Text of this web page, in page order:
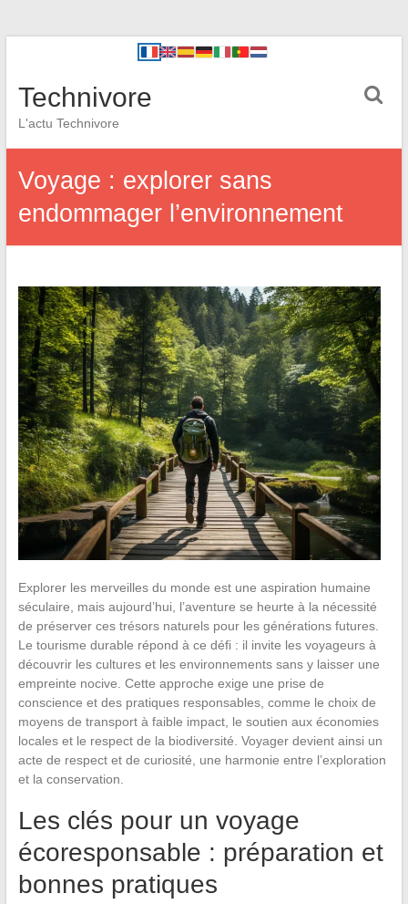
Technivore
L'actu Technivore
Voyage : explorer sans
endommager l’environnement
Explorer les merveilles du monde est une aspiration humaine
séculaire, mais aujourd’hui, l’aventure se heurte à la nécessité
de préserver ces trésors naturels pour les générations futures.
Le tourisme durable répond à ce défi : il invite les voyageurs à
découvrir les cultures et les environnements sans y laisser une
empreinte nocive. Cette approche exige une prise de
conscience et des pratiques responsables, comme le choix de
moyens de transport à faible impact, le soutien aux économies
locales et le respect de la biodiversité. Voyager devient ainsi un
acte de respect et de curiosité, une harmonie entre l’exploration
et la conservation.
Les clés pour un voyage
écoresponsable : préparation et
bonnes pratiques